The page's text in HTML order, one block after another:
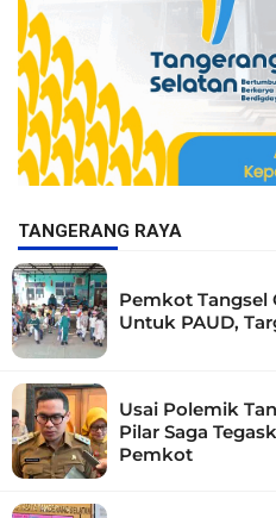
TANGERANG RAYA
Pemkot Tangsel
Untuk PAUD,
Usai Polemik
Pilar Saga
Pemkot